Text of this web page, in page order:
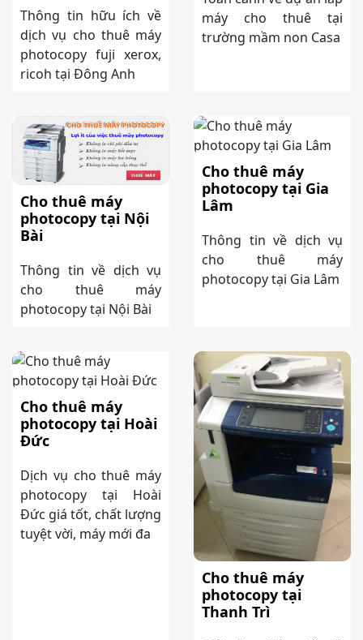
Thông tin hữu ích về
dịch vụ cho thuê máy
photocopy fuji xerox,
ricoh tại Đông Anh
máy cho thuê tại
trường mầm non Casa
Cho thuê máy
photocopy tại Nội
Bài
Thông tin về dịch vụ
cho thuê máy
photocopy tại Nội Bài
Cho thuê máy
photocopy tại Gia
Lâm
Thông tin về dịch vụ
cho thuê máy
photocopy tại Gia Lâm
Cho thuê máy
photocopy tại Hoài
Đức
Dịch vụ cho thuê máy
photocopy tại Hoài
Đức giá tốt, chất lượng
tuyệt vời, máy mới đa
Cho thuê máy
photocopy tại
Thanh Trì